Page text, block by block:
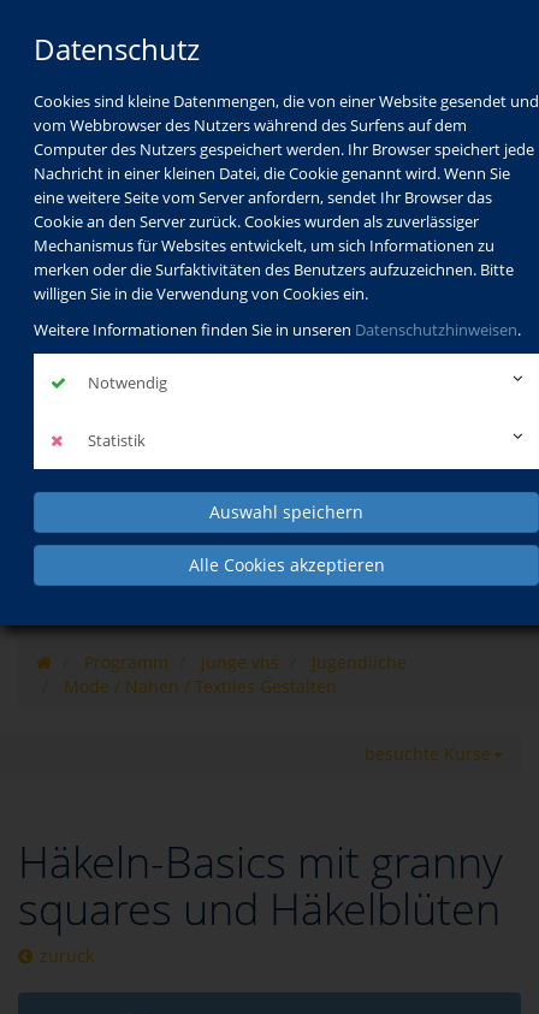
Datenschutz
Cookies sind kleine Datenmengen, die von einer Website gesendet und
vom Webbrowser des Nutzers während des Surfens auf dem
Computer des Nutzers gespeichert werden. Ihr Browser speichert jede
Nachricht in einer kleinen Datei, die Cookie genannt wird. Wenn Sie
eine weitere Seite vom Server anfordern, sendet Ihr Browser das
Cookie an den Server zurück. Cookies wurden als zuverlässiger
Mechanismus für Websites entwickelt, um sich Informationen zu
merken oder die Surfaktivitäten des Benutzers aufzuzeichnen. Bitte
willigen Sie in die Verwendung von Cookies ein.
Weitere Informationen finden Sie in unseren Datenschutzhinweisen.
Notwendig
Statistik
Auswahl speichern
Alle Cookies akzeptieren
Programm
Schulabschlüsse
Schulkindbetreuung
Service
Programm junge vhs
Jugendliche
Mode / Nähen / Textiles Gestalten
besuchte Kurse
Häkeln-Basics mit granny
squares und Häkelblüten
zurück